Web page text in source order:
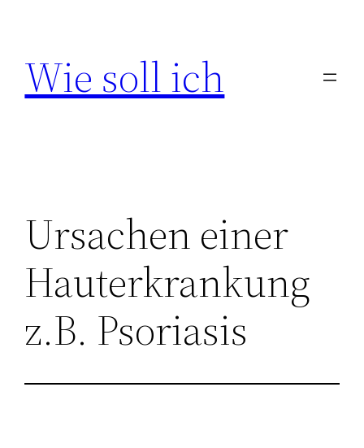
springen
Wie soll ich
Ursachen einer
Hauterkrankung
z.B. Psoriasis